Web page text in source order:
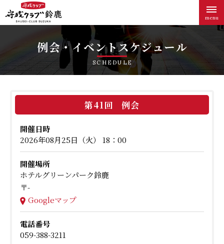
menu
例会・イベントスケジュール
SCHEDULE
第41回 例会
開催日時
2026年08月25日（火） 18：00
開催場所
ホテルグリーンパーク鈴鹿
〒-
Googleマップ
電話番号
059-388-3211